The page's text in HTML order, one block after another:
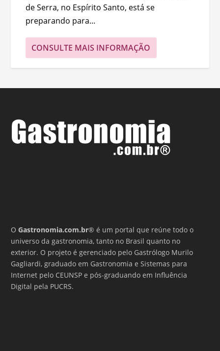
de Serra, no Espírito Santo, está se
preparando para...
CONSULTE MAIS INFORMAÇÃO
OGastronomia.com.br® é um portal que reúne todo o
universo da gastronomia, tanto no Brasil quanto no
exterior. O projeto é gerenciado pelo Gastrólogo Murilo
Gagliardi, graduado em Gastronomia e Sistemas para
Internet pelo CEUNSP e pós-graduando em Influência
Digital pela PUCRS.